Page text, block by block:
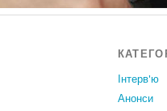
Інтерв'ю
Анонси